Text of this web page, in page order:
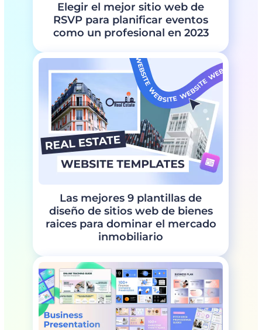
Elegir el mejor sitio web de
RSVP para planificar eventos
como un profesional en 2023
Las mejores 9 plantillas de
diseño de sitios web de bienes
raices para dominar el mercado
inmobiliario